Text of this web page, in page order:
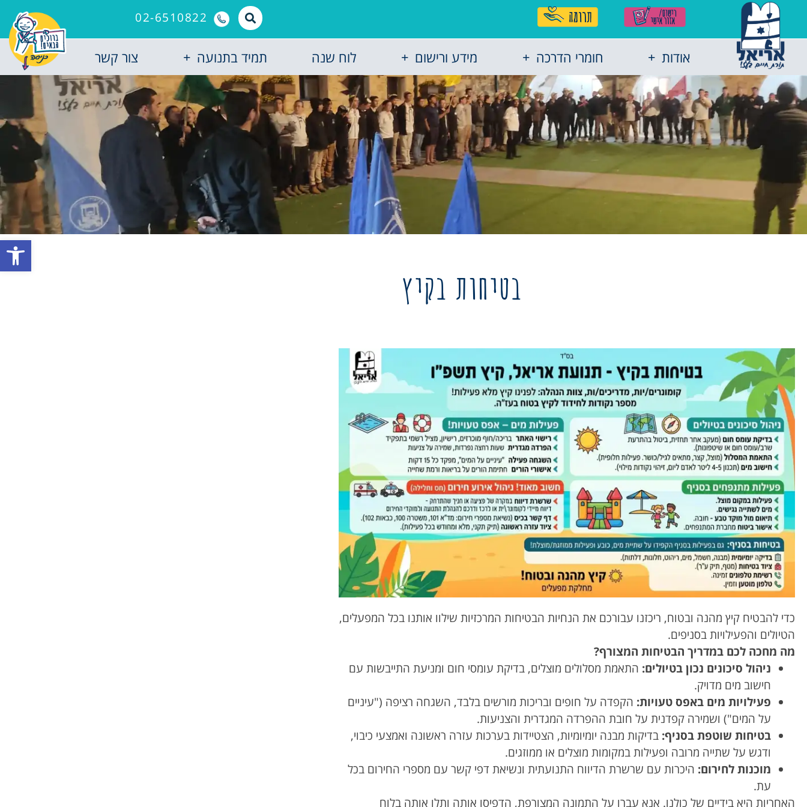
פתח
02-6510822
אודות חומרי הדרכה מידע ורישום לוח שנה תמיד בתנועה צור קשר
בטיחות בקיץ
כדי להבטיח קיץ מהנה ובטוח, ריכזנו עבורכם את הנחיות הבטיחות המרכזיות שילוו אותנו בכל המפעלים,
הטיולים והפעילויות בסניפים.
מה מחכה לכם במדריך הבטיחות המצורף?
ניהול סיכונים נכון בטיולים: התאמת מסלולים מוצלים, בדיקת עומסי חום ומניעת התייבשות עם
חישוב מים מדויק.
פעילויות מים באפס טעויות: הקפדה על חופים ובריכות מורשים בלבד, השגחה רציפה ("עיניים
על המים") ושמירה קפדנית על חובת ההפרדה המגדרית והצניעות.
בטיחות שוטפת בסניף: בדיקות מבנה יומיומיות, הצטיידות בערכות עזרה ראשונה ואמצעי כיבוי,
ודגש על שתייה מרובה ופעילות במקומות מוצלים או ממוזגים.
מוכנות לחירום: היכרות עם שרשרת הדיווח התנועתית ונשיאת דפי קשר עם מספרי החירום בכל
עת.
האחריות היא בידיים של כולנו. אנא עברו על התמונה המצורפת, הדפיסו אותה ותלו אותה בלוח